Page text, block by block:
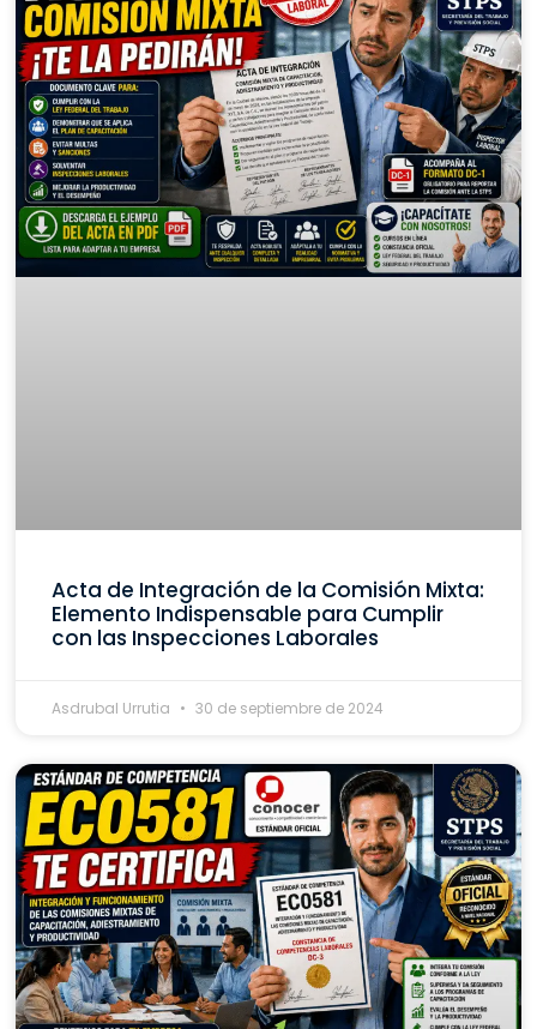
Acta de Integración de la Comisión Mixta:
Elemento Indispensable para Cumplir
con las Inspecciones Laborales
Asdrubal Urrutia 30 de septiembre de 2024